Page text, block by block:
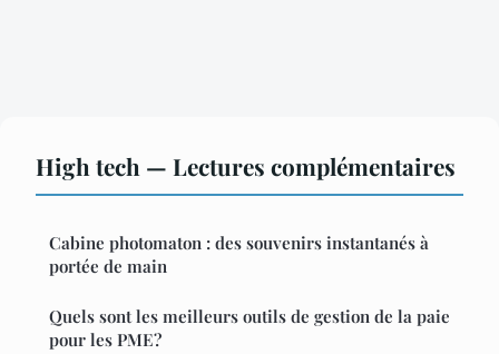
High tech — Lectures complémentaires
Cabine photomaton : des souvenirs instantanés à
portée de main
Quels sont les meilleurs outils de gestion de la paie
pour les PME?